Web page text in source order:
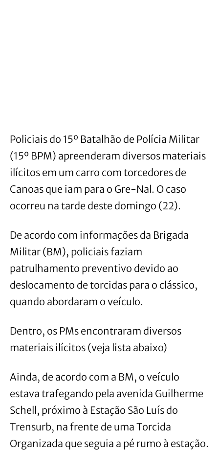
Policiais do 15º Batalhão de Polícia Militar
(15º BPM) apreenderam diversos materiais
ilícitos em um carro com torcedores de
Canoas que iam para o Gre-Nal. O caso
ocorreu na tarde deste domingo (22).
De acordo com informações da Brigada
Militar (BM), policiais faziam
patrulhamento preventivo devido ao
deslocamento de torcidas para o clássico,
quando abordaram o veículo.
Dentro, os PMs encontraram diversos
materiais ilícitos (veja lista abaixo)
Ainda, de acordo com a BM, o veículo
estava trafegando pela avenida Guilherme
Schell, próximo à Estação São Luís do
Trensurb, na frente de uma Torcida
Organizada que seguia a pé rumo à estação.